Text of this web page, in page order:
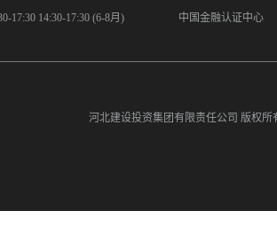
17:30 14:30-17:30 (6-8月) 中国金融认证中心
河北建设投资集团有限责任公司 版权所